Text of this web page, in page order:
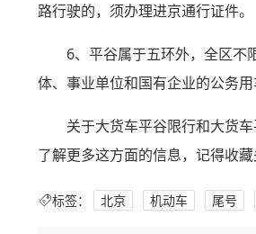
路行驶的，须办理进京通行证件。
6、平谷属于五环外，全区不
体、事业单位和国有企业的公务
关于大货车平谷限行和大货
了解更多这方面的信息，记得收藏
标签： 北京 机动车 尾号